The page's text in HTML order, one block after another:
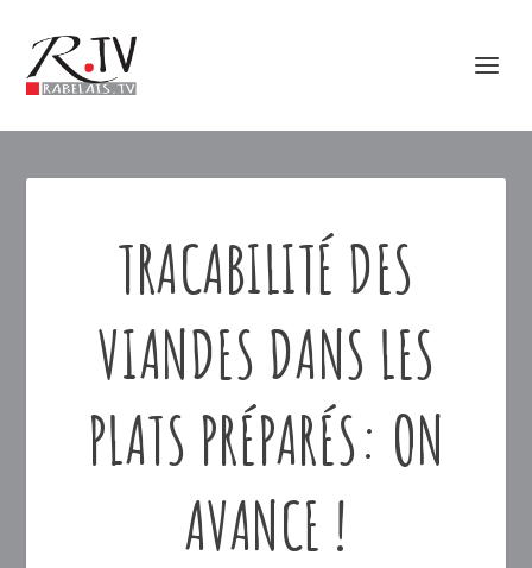
TRACABILITÉ DES
VIANDES DANS LES
PLATS PRÉPARÉS: ON
AVANCE !